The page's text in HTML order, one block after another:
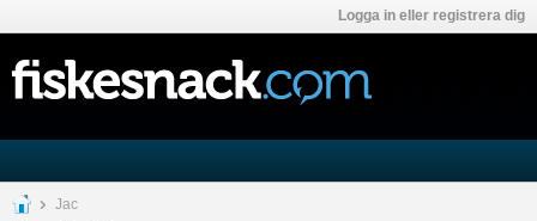
Logga in eller registrera dig
Jac